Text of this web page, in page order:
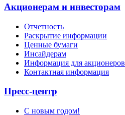
Акционерам и инвесторам
Отчетность
Раскрытие информации
Ценные бумаги
Инсайдерам
Информация для акционеров
Контактная информация
Пресс-центр
С новым годом!